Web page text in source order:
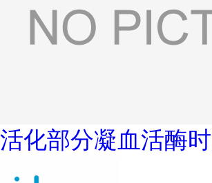
活化部分凝血活酶